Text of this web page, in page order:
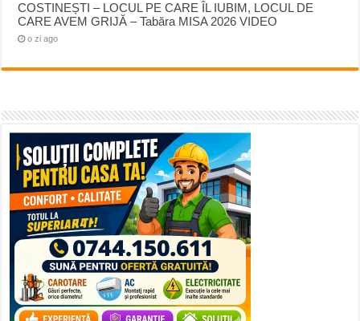
COSTINEȘTI – LOCUL PE CARE ÎL IUBIM, LOCUL DE
CARE AVEM GRIJĂ – Tabăra MISA 2026 VIDEO
o zi ago